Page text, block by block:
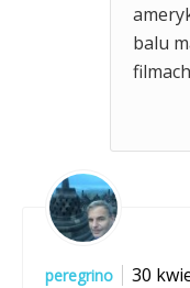
balu
filmach
peregrino
30